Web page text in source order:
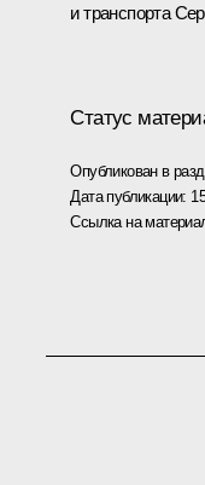
и транспорта
Статус
Опубликован в
Дата публикации:
Ссылка на